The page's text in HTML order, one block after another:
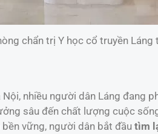
chẩn trị Y học cổ truyền Láng
nhiều người dân Láng đang
sâu đến chất lượng cuộc
vững, người dân bắt đầutìm